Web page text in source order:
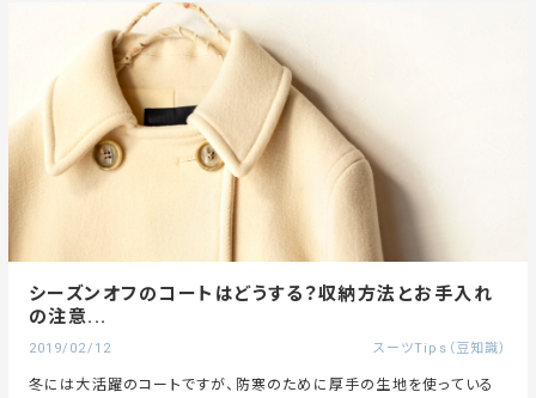
シーズンオフのコートはどうする？収納方法とお手入れ
の注意...
2019/02/12 スーツTips（豆知識）
冬には大活躍のコートですが、防寒のために厚手の生地を使っている